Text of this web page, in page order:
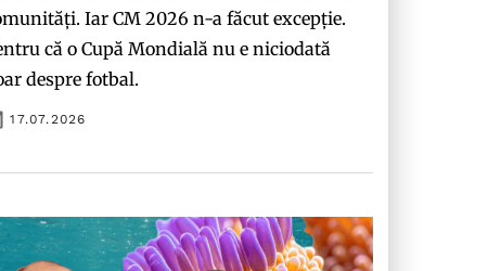
Iar CM 2026 n-a făcut excepție.
că o Cupă Mondială nu e niciodată
despre fotbal.
17.07.2026